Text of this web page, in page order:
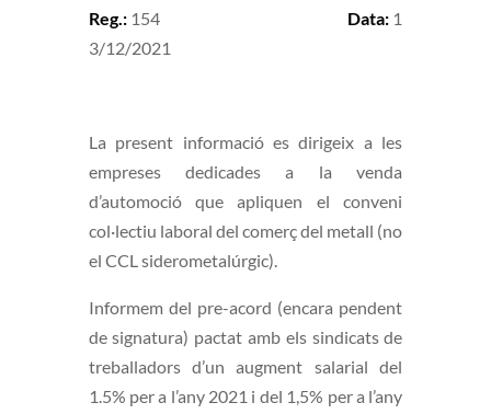
Reg.: 154 Data: 1
3/12/2021
La present informació es dirigeix a les
empreses dedicades a la venda
d’automoció que apliquen el conveni
col·lectiu laboral del comerç del metall (no
el CCL siderometalúrgic).
Informem del pre-acord (encara pendent
de signatura) pactat amb els sindicats de
treballadors d’un augment salarial del
1.5% per a l’any 2021 i del 1,5% per a l’any